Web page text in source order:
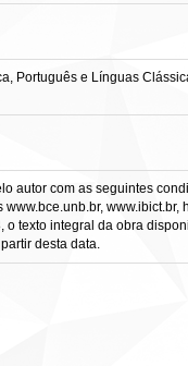
Português e Línguas
autor com as seguintes
texto integral da obra
desta data.